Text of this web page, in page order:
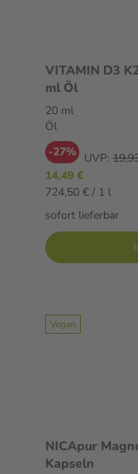
VITAMIN D3
ml Öl
20 ml
Öl
-27% UVP:
14,49 €
724,50 € / 1 l
sofort lieferbar
Vegan
NICApur
Kapseln